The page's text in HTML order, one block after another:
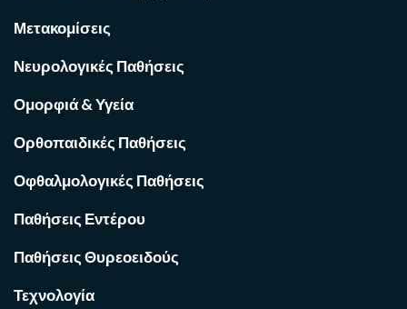
Μετακομίσεις
Νευρολογικές Παθήσεις
Ομορφιά & Υγεία
Ορθοπαιδικές Παθήσεις
Οφθαλμολογικές Παθήσεις
Παθήσεις Εντέρου
Παθήσεις Θυρεοειδούς
Τεχνολογία